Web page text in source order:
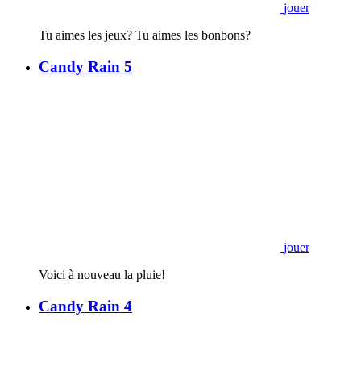
jouer
Tu aimes les jeux? Tu aimes les bonbons?
Candy Rain 5
jouer
Voici à nouveau la pluie!
Candy Rain 4